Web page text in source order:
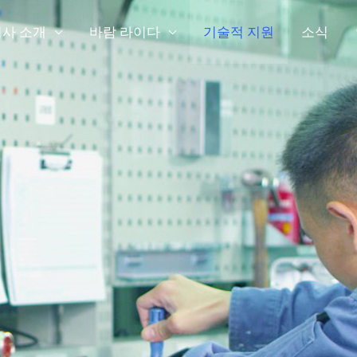
소개 바람 라이다 기술적 지원 소식